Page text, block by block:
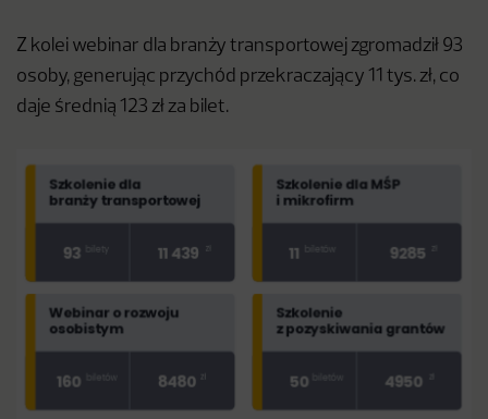
Z kolei webinar dla branży transportowej zgromadził 93
osoby, generując przychód przekraczający 11 tys. zł, co
daje średnią 123 zł za bilet.